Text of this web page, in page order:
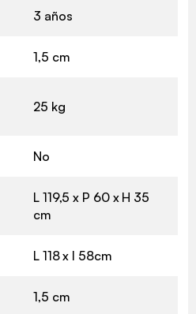
3 años
1,5 cm
25 kg
No
L 119,5 x P 60 x H 35
cm
L 118 x l 58cm
1,5 cm